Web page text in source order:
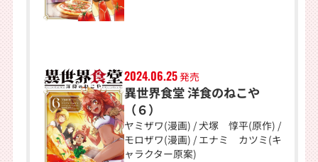
2024.06.25発売
異世界食堂 洋食のねこや
（６）
ヤミザワ(漫画) / 犬塚 惇平(原作) /
モロザワ(漫画) / エナミ カツミ(キ
ャラクター原案)